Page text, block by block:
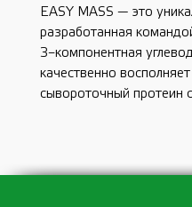
EASY MASS — это
разработанная
3–компонентная
качественно
сывороточный протеин